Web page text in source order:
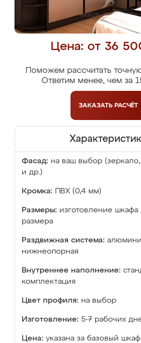
Цена: от 36
Поможем рассчитать
Ответим менее, чем за
ЗАКАЗАТЬ РАСЧЁТ
Фасад: на ваш выбор
и др.)
Кромка: ПВХ (0,4 мм)
Размеры: изготовление
размера
Раздвижная система:
нижнеопорная
Внутреннее наполнение:
комплектация
Цвет профиля: на выбор
Изготовление: 5-7 рабочих
Цена: указана за базовый шкаф